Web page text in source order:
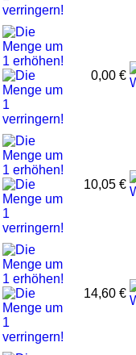
0,00 €
10,05 €
14,60 €